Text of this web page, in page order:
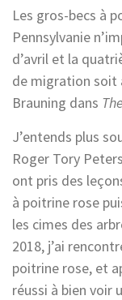
Les gros-becs à
Pennsylvanie
d’avril et la
de migration soit
Brauning dans
J’entends plus
Roger Tory
ont pris des
à poitrine rose
les cimes des
2018, j’ai
poitrine rose, et
réussi à bien voir